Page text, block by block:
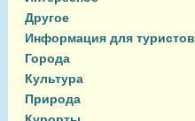
Другое
Информация для туристов
Города
Культура
Природа